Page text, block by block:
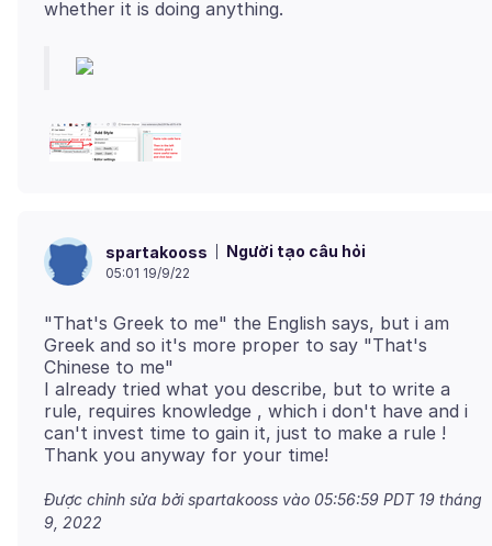
spartakooss Người tạo câu hỏi
05:01 19/9/22
"That's Greek to me" the English says, but i am
Greek and so it's more proper to say "That's
Chinese to me"
I already tried what you describe, but to write a
rule, requires knowledge , which i don't have and i
can't invest time to gain it, just to make a rule !
Được chỉnh sửa bởi spartakooss vào 05:56:59 PDT 19 tháng
9, 2022